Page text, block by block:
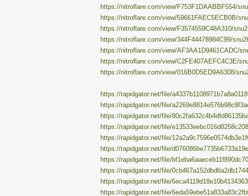
https://nitroflare.com/view/F753F1DAABBF554/
https://nitroflare.com/view/59661FAEC5ECB0B/
https://nitroflare.com/view/F3574559C48A310/
https://nitroflare.com/view/344F44478984C99/
https://nitroflare.com/view/AF3AA1D9461CADC/
https://nitroflare.com/view/C2FE407AEFC4C3E/
https://nitroflare.com/view/016B0D5ED9A6308/
https://rapidgator.net/file/
https://rapidgator.net/file/
https://rapidgator.net/file/
https://rapidgator.net/file/
https://rapidgator.net/file/
https://rapidgator.net/file/
https://rapidgator.net/file/
https://rapidgator.net/file/
https://rapidgator.net/file/
https://rapidgator.net/file/